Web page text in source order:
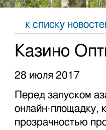
к списку
Казино
28 июля 2017
Перед запуском
онлайн-площадку,
прозрачностью